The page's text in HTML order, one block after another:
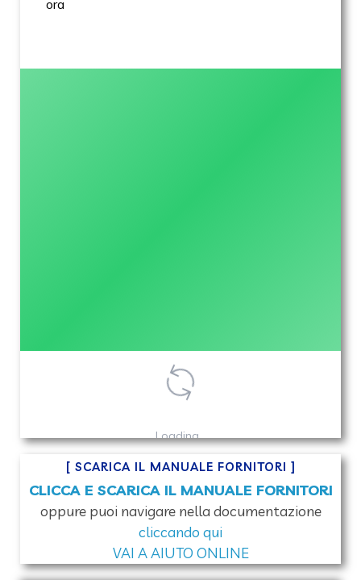
[ SCARICA IL MANUALE FORNITORI ]
CLICCA E SCARICA IL MANUALE FORNITORI
oppure puoi navigare nella documentazione
cliccando qui
VAI A AIUTO ONLINE